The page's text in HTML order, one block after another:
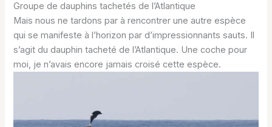
Groupe de dauphins tachetés de l’Atlantique
Mais nous ne tardons par à rencontrer une autre espèce
qui se manifeste à l’horizon par d’impressionnants sauts. Il
s’agit du dauphin tacheté de l’Atlantique. Une coche pour
moi, je n’avais encore jamais croisé cette espèce.